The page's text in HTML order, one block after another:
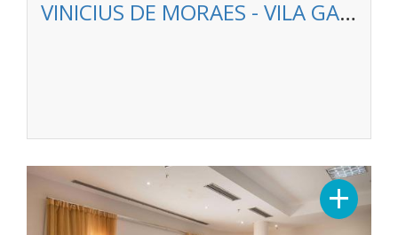
VINICIUS DE MORAES - VILA GALE SALVADOR
+
Previous Next